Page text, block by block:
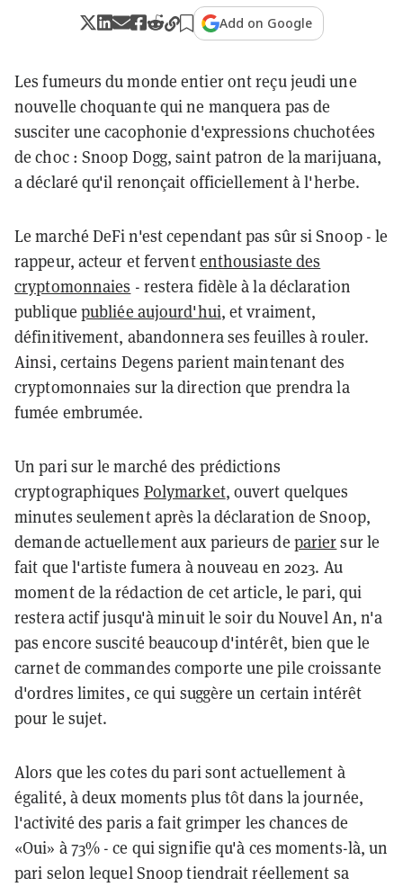
Add on Google
Les fumeurs du monde entier ont reçu jeudi une
nouvelle choquante qui ne manquera pas de
susciter une cacophonie d'expressions chuchotées
de choc : Snoop Dogg, saint patron de la marijuana,
a déclaré qu'il renonçait officiellement à l'herbe.
Le marché DeFi n'est cependant pas sûr si Snoop - le
rappeur, acteur et fervententhousiaste des
cryptomonnaies - restera fidèle à la déclaration
publique publiée aujourd'hui, et vraiment,
définitivement, abandonnera ses feuilles à rouler.
Ainsi, certains Degens parient maintenant des
cryptomonnaies sur la direction que prendra la
fumée embrumée.
Un pari sur le marché des prédictions
cryptographiques Polymarket, ouvert quelques
minutes seulement après la déclaration de Snoop,
demande actuellement aux parieurs de pariersur le
fait que l'artiste fumera à nouveau en 2023. Au
moment de la rédaction de cet article, le pari, qui
restera actif jusqu'à minuit le soir du Nouvel An, n'a
pas encore suscité beaucoup d'intérêt, bien que le
carnet de commandes comporte une pile croissante
d'ordres limites, ce qui suggère un certain intérêt
pour le sujet.
Alors que les cotes du pari sont actuellement à
égalité, à deux moments plus tôt dans la journée,
l'activité des paris a fait grimper les chances de
«Oui» à 73% - ce qui signifie qu'à ces moments-là, un
pari selon lequel Snoop tiendrait réellement sa